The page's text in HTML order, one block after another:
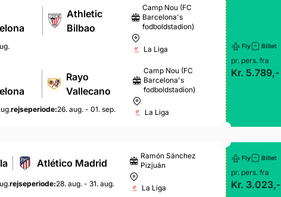
Athletic
Bilbao
Camp Nou (FC
Barcelona's
fodboldstadion)
La Liga
Rayo
Vallecano
rejseperiode:26. aug. - 01. sep.
Camp Nou (FC
Barcelona's
fodboldstadion)
La Liga
Fly Billet
pr. pers. fra
Kr. 5.789,-
Atlético Madrid
rejseperiode:28. aug. - 31. aug.
Ramón Sánchez
Pizjuán
La Liga
Fly Billet
pr. pers. fra
Kr. 3.023,-